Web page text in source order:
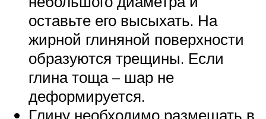
оставьте его высыхать. На
жирной глиняной поверхности
образуются трещины. Если
глина тоща – шар не
деформируется.
Глину необходимо размешать в